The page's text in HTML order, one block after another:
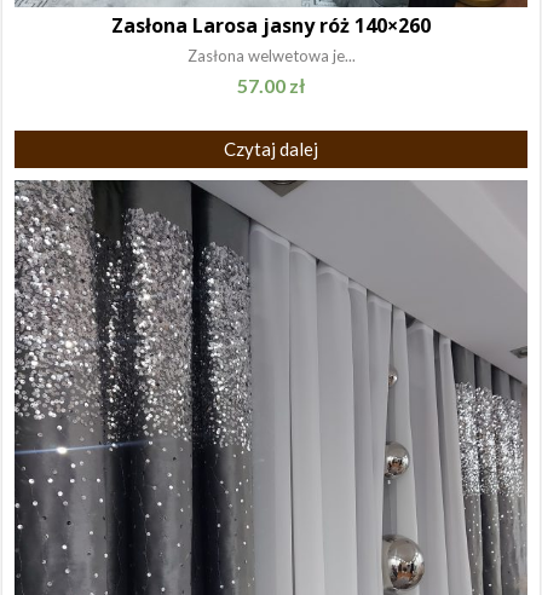
Zasłona Larosa jasny róż 140×260
Zasłona welwetowa je...
57.00 zł
Czytaj dalej